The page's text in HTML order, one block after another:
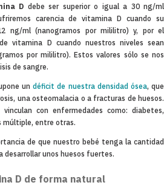
D debe ser superior o igual a 30 ng/ml
carencia de vitamina D cuando su
ng/ml (nanogramos por mililitro) y, por el
vitamina D cuando nuestros niveles sean
por mililitro). Estos valores sólo se nos
de sangre.
undéficit de nuestra densidad ósea, que
una osteomalacia o a fracturas de huesos.
con enfermedades como: diabetes,
múltiple, entre otras.
de que nuestro bebé tenga la cantidad
desarrollar unos huesos fuertes.
D de forma natural